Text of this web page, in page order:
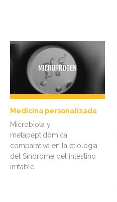
Medicina personalizada
Microbiota y
metapeptidómica
comparativa en la etiología
del Síndrome del intestino
irritable